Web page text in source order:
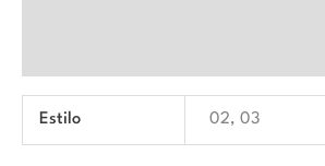
Estilo 02, 03